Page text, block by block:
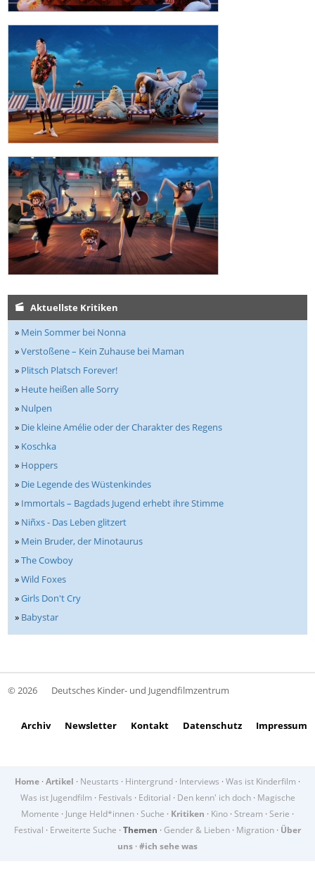
Aktuellste Kritiken
» Mein Sommer bei Nonna
»Verstoßene – Kein Zuhause bei Maman
» Plitsch Platsch Forever!
» Heute heißen alle Sorry
» Nulpen
» Die kleine Amélie oder der Charakter des Regens
» Koschka
» Hoppers
» Die Legende des Wüstenkindes
» Immortals – Bagdads Jugend erhebt ihre Stimme
» Niñxs - Das Leben glitzert
» Mein Bruder, der Minotaurus
»The Cowboy
»Wild Foxes
»Girls Don't Cry
» Babystar
© 2026 Deutsches Kinder- und Jugendfilmzentrum
Archiv Newsletter Kontakt Datenschutz Impressum
Home · Artikel · Neustarts · Hintergrund · Interviews · Was ist Kinderfilm ·
Was ist Jugendfilm · Festivals · Editorial · Den kenn' ich doch· Magische
Momente · Junge Held*innen · Suche · Kritiken · Kino · Stream · Serie ·
Festival · Erweiterte Suche · Themen · Gender & Lieben · Migration · Über
uns · #ich sehe was